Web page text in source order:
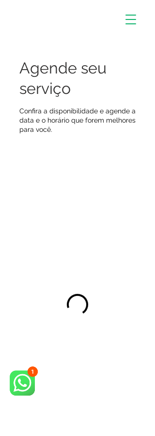
Agende seu
serviço
Confira a disponibilidade e agende a
data e o horário que forem melhores
para você.